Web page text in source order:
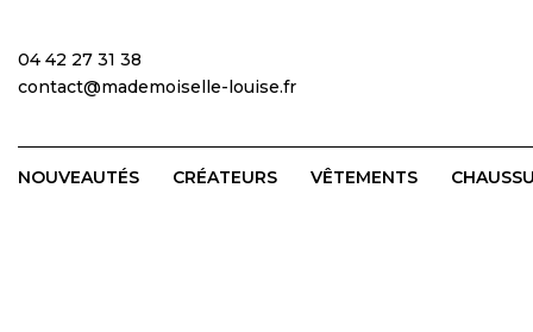
04 42 27 31 38
contact@mademoiselle-louise.fr
NOUVEAUTÉS CRÉATEURS VÊTEMENTS